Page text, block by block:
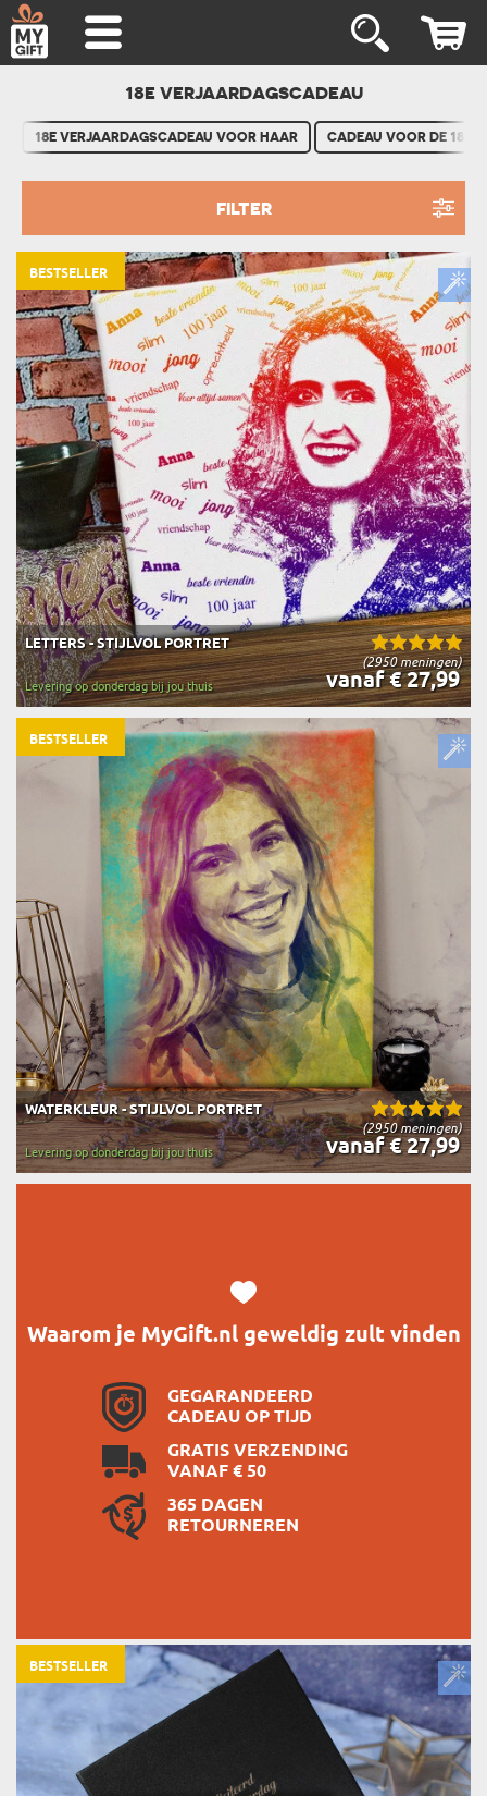
18E VERJAARDAGSCADEAU
18E VERJAARDAGSCADEAU VOOR HAAR CADEAU VOOR DE 18E
FILTER
(2950 meningen)
LETTERS - STIJLVOL PORTRET
vanaf € 27,99
Levering op donderdag bij jou thuis
BESTSELLER
(2950 meningen)
WATERKLEUR - STIJLVOL PORTRET
vanaf € 27,99
Levering op donderdag bij jou thuis
BESTSELLER
Waarom je MyGift.nl geweldig zult vinden
GEGARANDEERD
CADEAU OP TIJD
GRATIS VERZENDING
VANAF € 50
365 DAGEN
RETOURNEREN
BESTSELLER